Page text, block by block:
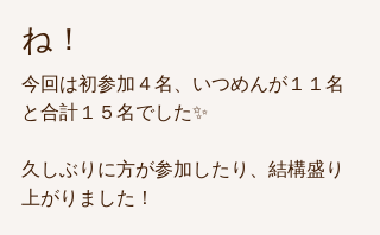
ね！
今回は初参加４名、いつめんが１１名
と合計１５名でした✨
久しぶりに方が参加したり、結構盛り
上がりました！